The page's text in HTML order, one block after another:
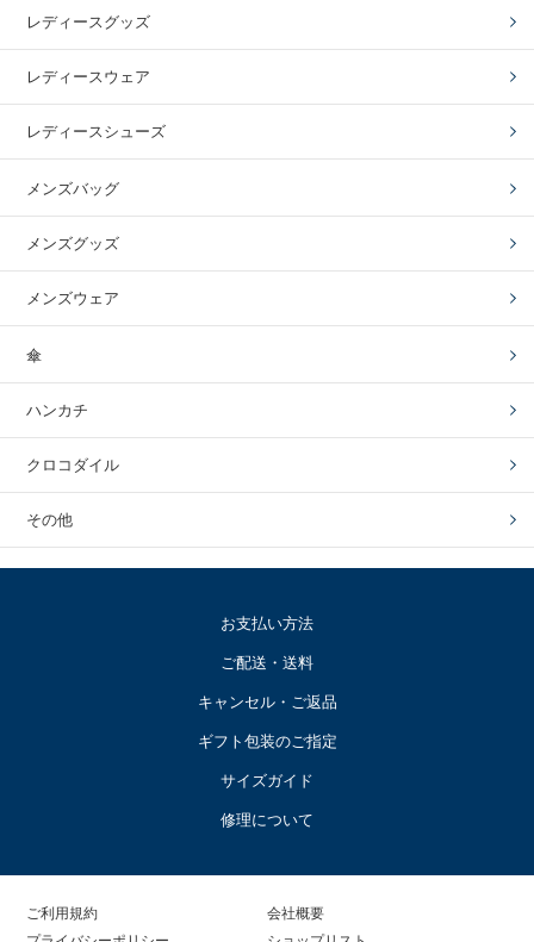
レディースグッズ
レディースウェア
レディースシューズ
メンズバッグ
メンズグッズ
メンズウェア
傘
ハンカチ
クロコダイル
その他
お支払い方法
ご配送・送料
キャンセル・ご返品
ギフト包装のご指定
サイズガイド
修理について
ご利用規約
会社概要